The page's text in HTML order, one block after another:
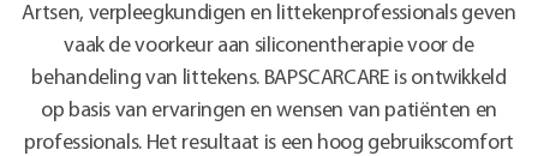
Artsen, verpleegkundigen en littekenprofessionals geven
vaak de voorkeur aan siliconentherapie voor de
behandeling van littekens. BAPSCARCARE is ontwikkeld
op basis van ervaringen en wensen van patiënten en
professionals. Het resultaat is een hoog gebruikscomfort